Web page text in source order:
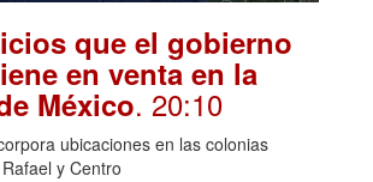
que el gobierno
en venta en la
México. 20:10
ubicaciones en las colonias
y Centro